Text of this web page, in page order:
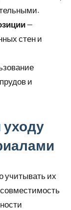
—
стен и
и
учитывать их
совместимость